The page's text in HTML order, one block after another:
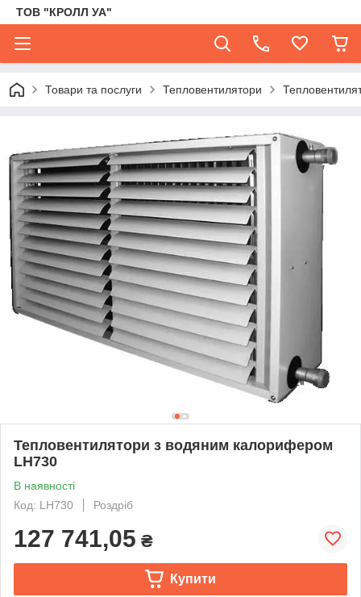
ТОВ "КРОЛЛ УА"
Товари та послуги Тепловентилятори
Тепловентилятори з водяним калорифером
LH730
В наявності
Код: LH730
Роздріб
127 741,05 ₴
Купити